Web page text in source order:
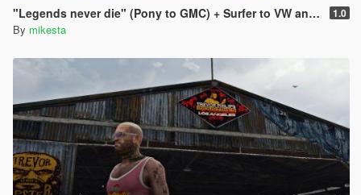
"Legends never die" (Pony to GMC) + Surfer to VW and Speedo to Chevrolet pack 1.0
By mikesta